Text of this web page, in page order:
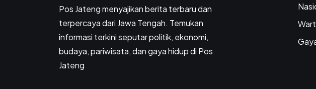
Pos Jateng menyajikan berita terbaru dan
terpercaya dari Jawa Tengah. Temukan
informasi terkini seputar politik, ekonomi,
budaya, pariwisata, dan gaya hidup di Pos
Jateng